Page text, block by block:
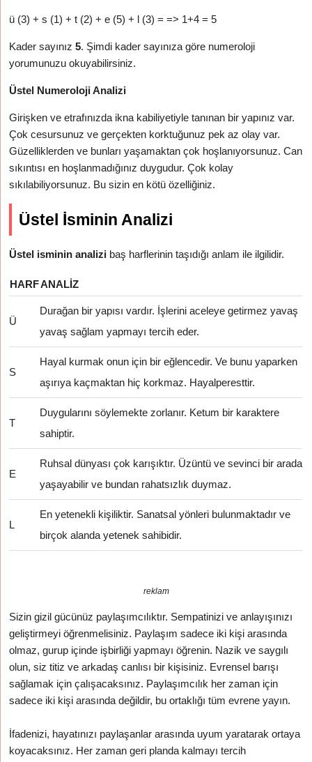
ü (3) + s (1) + t (2) + e (5) + l (3) = => 1+4 = 5
Kader sayınız5. Şimdi kader sayınıza göre numeroloji
yorumunuzu okuyabilirsiniz.
Üstel Numeroloji Analizi
Girişken ve etrafınızda ikna kabiliyetiyle tanınan bir yapınız var.
Çok cesursunuz ve gerçekten korktuğunuz pek az olay var.
Güzelliklerden ve bunları yaşamaktan çok hoşlanıyorsunuz. Can
sıkıntısı en hoşlanmadığınız duygudur. Çok kolay
sıkılabiliyorsunuz. Bu sizin en kötü özelliğiniz.
Üstel İsminin Analizi
Üstel isminin analizi baş harflerinin taşıdığı anlam ile ilgilidir.
HARFANALIZ
Ü
Durağan bir yapısı vardır. İşlerini aceleye getirmez yavaş
yavaş sağlam yapmayı tercih eder.
S
Hayal kurmak onun için bir eğlencedir. Ve bunu yaparken
aşırıya kaçmaktan hiç korkmaz. Hayalperesttir.
T
Duygularını söylemekte zorlanır. Ketum bir karaktere
sahiptir.
E
Ruhsal dünyası çok karışıktır. Üzüntü ve sevinci bir arada
yaşayabilir ve bundan rahatsızlık duymaz.
L
En yetenekli kişiliktir. Sanatsal yönleri bulunmaktadır ve
birçok alanda yetenek sahibidir.
reklam
Sizin gizil gücünüz paylaşımcılıktır. Sempatinizi ve anlayışınızı
geliştirmeyi öğrenmelisiniz. Paylaşım sadece iki kişi arasında
olmaz, gurup içinde işbirliği yapmayı öğrenin. Nazik ve saygılı
olun, siz titiz ve arkadaş canlısı bir kişisiniz. Evrensel barışı
sağlamak için çalışacaksınız. Paylaşımcılık her zaman için
sadece iki kişi arasında değildir, bu ortaklığı tüm evrene yayın.
İfadenizi, hayatınızı paylaşanlar arasında uyum yaratarak ortaya
koyacaksınız. Her zaman geri planda kalmayı tercih